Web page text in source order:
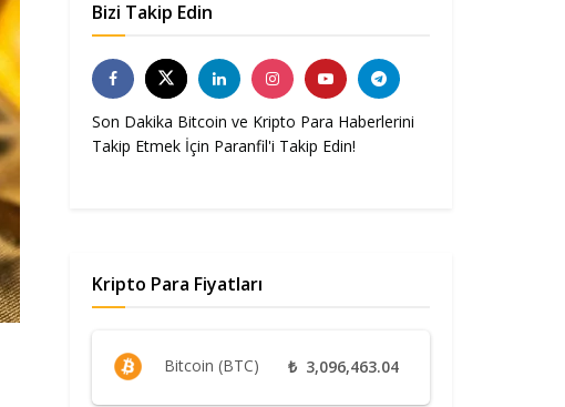
Bizi Takip Edin
Son Dakika Bitcoin ve Kripto Para Haberlerini
Takip Etmek İçin Paranfil'i Takip Edin!
Kripto Para Fiyatları
Bitcoin (BTC) ₺ 3,096,463.04